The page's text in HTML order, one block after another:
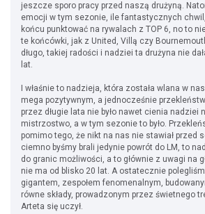
jeszcze sporo pracy przed naszą drużyną.
emocji w tym sezonie, ile fantastycznych
końcu punktować na rywalach z TOP 6, no to
te końcówki, jak z United, Villą czy
długo, takiej radości i nadziei ta drużyna nie
lat.
I właśnie to nadzieja, która została wlana w
mega pozytywnym, a jednocześnie
przez długie lata nie było nawet cienia nadziei
mistrzostwo, a w tym sezonie to było.
pomimo tego, że nikt na nas nie stawiał przed
ciemno byśmy brali jedynie powrót do LM, to
do granic możliwości, a to głównie z uwagi na
nie ma od blisko 20 lat. A ostatecznie
gigantem, zespołem fenomenalnym,
równe składy, prowadzonym przez świetnego
Arteta się uczył.